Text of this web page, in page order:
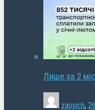
Лише за 2
zapsich,